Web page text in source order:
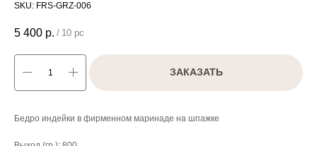
SKU: FRS-GRZ-006
5 400 р. / 10 pc
ЗАКАЗАТЬ
Бедро индейки в фирменном маринаде на шпажке